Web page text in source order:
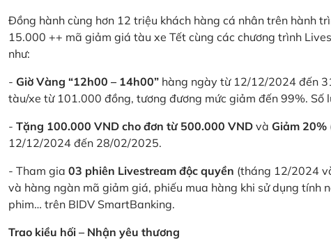
Đồng hành cùng hơn 12 triệu khách hàng cá nhân trên hành
15.000 ++ mã giảm giá tàu xe Tết cùng các chương trình
như:
- Giờ Vàng “12h00 – 14h00” hàng ngày từ 12/12/2024 đến
tàu/xe từ 101.000 đồng, tương đương mức giảm đến 99%. Số
- Tặng 100.000 VND cho đơn từ 500.000 VND và Giảm 20%
12/12/2024 đến 28/02/2025.
- Tham gia 03 phiên Livestream độc quyền (tháng 12/2024
và hàng ngàn mã giảm giá, phiếu mua hàng khi sử dụng tính
phim… trên BIDV SmartBanking.
Trao kiều hối – Nhận yêu thương